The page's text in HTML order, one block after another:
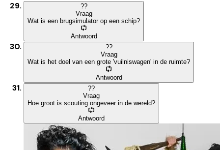
??
Vraag
Wat is een brugsimulator op een schip?
Antwoord
??
Vraag
Wat is het doel van een grote 'vuilniswagen' in de ruimte?
Antwoord
??
Vraag
Hoe groot is scouting ongeveer in de wereld?
Antwoord